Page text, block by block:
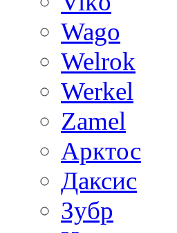
Wago
Welrok
Werkel
Zamel
Арктос
Даксис
Зубр